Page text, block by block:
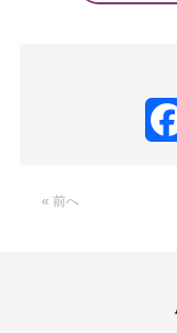
« 前へ